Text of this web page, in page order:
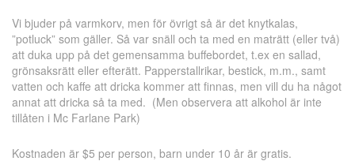
Vi bjuder på varmkorv, men för övrigt så är det knytkalas,
”potluck” som gäller. Så var snäll och ta med en maträtt (eller två)
att duka upp på det gemensamma buffebordet, t.ex en sallad,
grönsaksrätt eller efterätt. Papperstallrikar, bestick, m.m., samt
vatten och kaffe att dricka kommer att finnas, men vill du ha något
annat att dricka så ta med. (Men observera att alkohol är inte
tillåten i Mc Farlane Park)
Kostnaden är $5 per person, barn under 10 år är gratis.